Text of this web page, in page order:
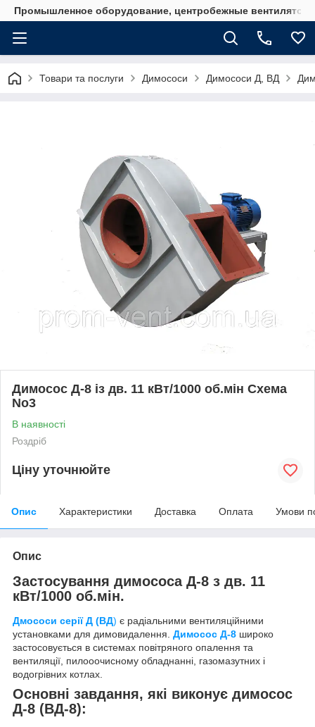
Промышленное оборудование, центробежные
Товари та послуги Димососи Димососи Д, ВД
Димосос Д-8 із дв. 11 кВт/1000 об.мін Схема
No3
В наявності
Роздріб
Ціну уточнюйте
Опис Характеристики Доставка Оплата Умови
Опис
Застосування димососа Д-8 з дв. 11
кВт/1000 об.мін.
Дмососи серії Д (ВД) є радіальними вентиляційними
установками для димовидалення. Димосос Д-8 широко
застосовується в системах повітряного опалення та
вентиляції, пилооочисному обладнанні, газомазутних і
водогрівних котлах.
Основні завдання, які виконує димосос
Д-8 (ВД-8):